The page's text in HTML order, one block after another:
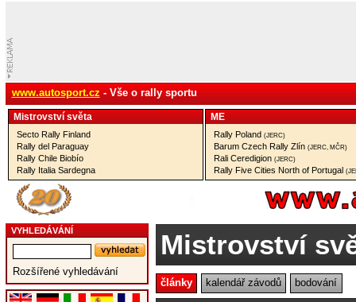
www.autosport.cz - Vše o rally sportu
Mistrovství­ světa
Secto Rally Finland
Rally del Paraguay
Rally Chile Biobío
Rally Italia Sardegna
ME
Rally Poland (JERC)
Barum Czech Rally Zlín (JERC, MČR)
Rali Ceredigion (JERC)
Rally Five Cities North of Portugal
VYHLEDÁVÁNÍ
Rozšířené vyhledávání
Mistrovství
články kalendář závodů bodování